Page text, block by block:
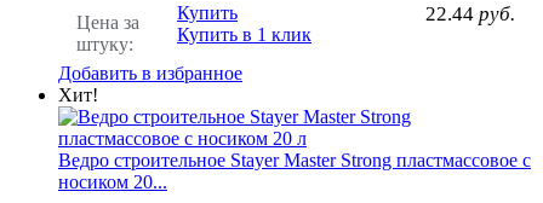
Цена за
штуку:
22.44 руб.
Купить
Купить в 1 клик
Добавить в избранное
Хит!
Ведро строительное Stayer Master Strong пластмассовое с
носиком 20...